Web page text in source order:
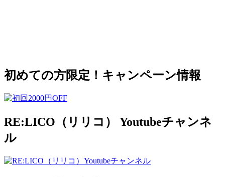
初めての方限定！キャンペーン情報
RE:LICO（リリコ） Youtubeチャンネ
ル